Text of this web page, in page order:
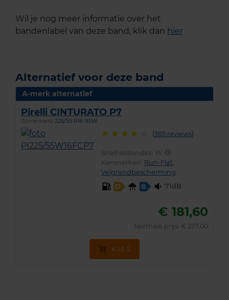
Wil je nog meer informatie over het
bandenlabel van deze band, klik dan hier
Alternatief voor deze band
A-merk alternatief
Pirelli CINTURATO P7
Zomerband 225/55 R16 95W
(365 reviews)
Snelheidsindex: W
Kenmerken: Run-Flat
Velgrandbescherming
D
B 71dB
€ 181,60
Normale prijs: € 227,00
KIES